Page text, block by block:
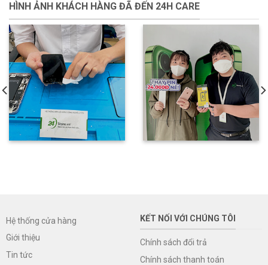
HÌNH ẢNH KHÁCH HÀNG ĐÃ ĐẾN 24H CARE
Hệ thống cửa hàng
Giới thiệu
Tin tức
KẾT NỐI VỚI CHÚNG TÔI
Chính sách đổi trả
Chính sách thanh toán